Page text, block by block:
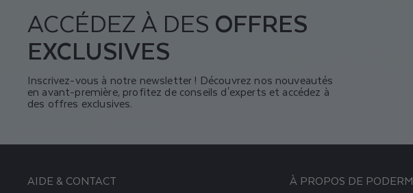
ACCÉDEZ À DESOFFRES
EXCLUSIVES
Inscrivez-vous à notre newsletter ! Découvrez nos nouveautés
en avant-première, profitez de conseils d'experts et accédez à
des offres exclusives.
AIDE & CONTACT
À PROPOS DE PODERM